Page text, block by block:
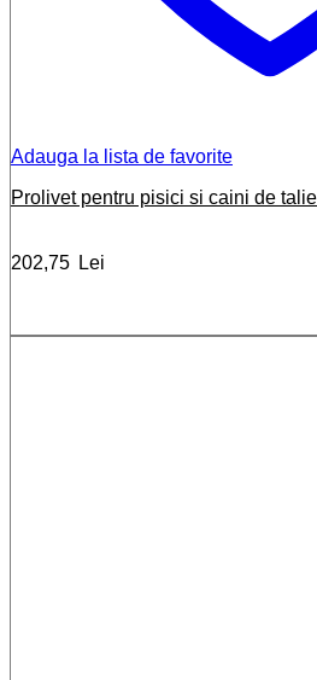
Adauga la lista de favorite
Prolivet pentru pisici si caini de
202,75 Lei